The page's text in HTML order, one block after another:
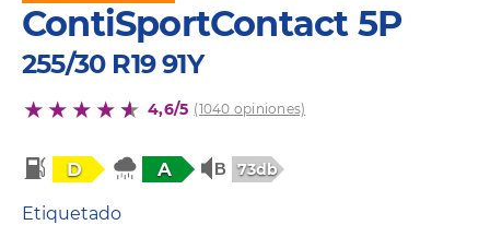
ContiSportContact 5P
255/30 R19 91Y
4,6/5 (1040 opiniones)
D A 73db
Etiquetado